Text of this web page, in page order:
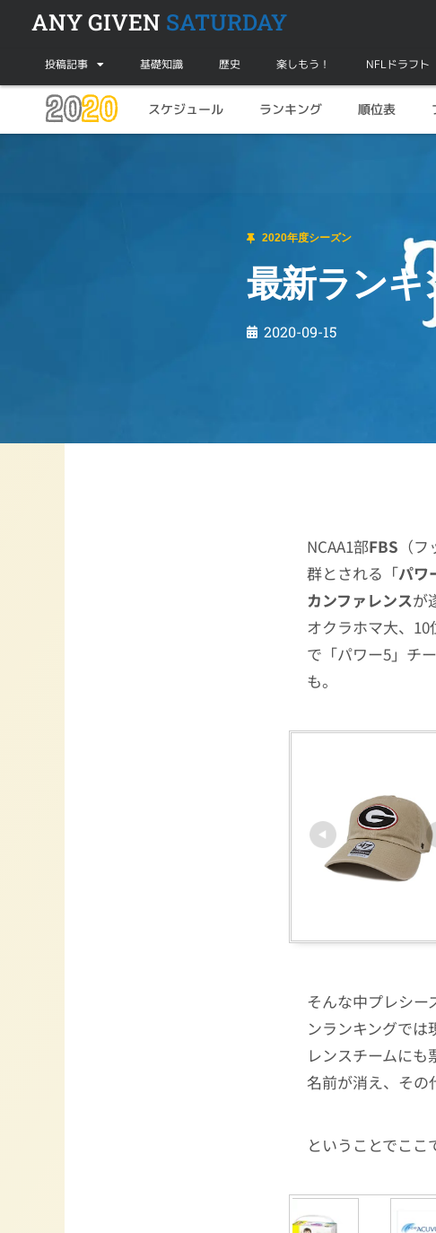
ANY GIVEN SATURDAY
投稿記事 基礎知識 歴史 楽しもう！ NFLドラフト
2020 スケジュール ランキング 順位表
2020年度シーズン
最新ランキ
2020-09-15
NCAA1部FBS （
群とされる「パワ
カンファレンスが
オクラホマ大、
で「パワー5」チ
も。
そんな中プレシー
ンランキングでは
レンスチームに
名前が消え、その
ということでここ